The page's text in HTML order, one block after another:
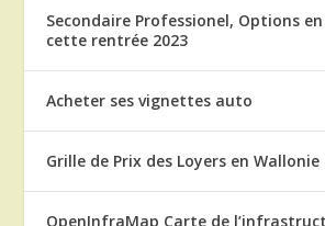
Secondaire Professionel, Options
cette rentrée 2023
Acheter ses vignettes auto
Grille de Prix des Loyers en Wallonie
OpenInfraMap Carte de